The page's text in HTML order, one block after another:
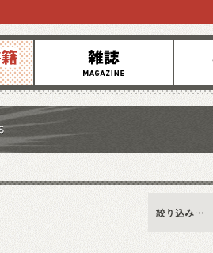
雑誌 お知らせ